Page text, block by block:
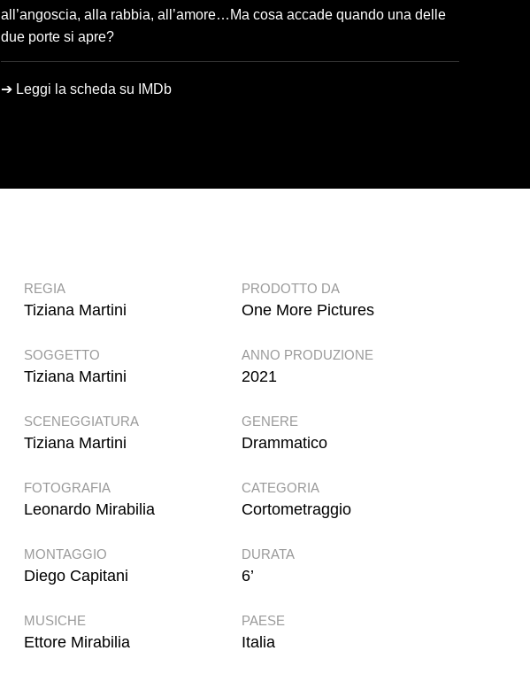
all’angoscia, alla rabbia, all’amore…Ma cosa accade quando una delle
due porte si apre?
➔ Leggi la scheda su IMDb
REGIA
Tiziana Martini
SOGGETTO
Tiziana Martini
SCENEGGIATURA
Tiziana Martini
FOTOGRAFIA
Leonardo Mirabilia
MONTAGGIO
Diego Capitani
MUSICHE
Ettore Mirabilia
PRODOTTO DA
One More Pictures
ANNO PRODUZIONE
2021
GENERE
Drammatico
CATEGORIA
Cortometraggio
DURATA
6’
PAESE
Italia